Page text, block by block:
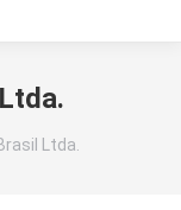
Ltda.